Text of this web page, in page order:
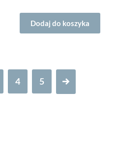
Dodaj do koszyka
4 5